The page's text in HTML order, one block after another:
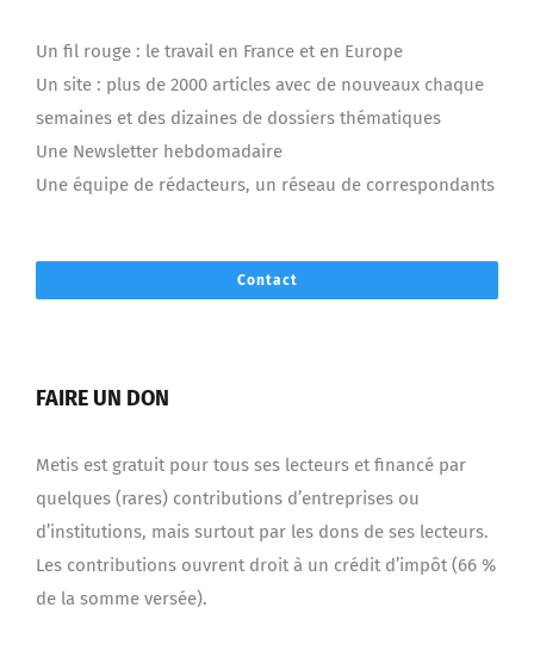
Un fil rouge : le travail en France et en Europe
Un site : plus de 2000 articles avec de nouveaux chaque
semaines et des dizaines de dossiers thématiques
Une Newsletter hebdomadaire
Une équipe de rédacteurs, un réseau de correspondants
Contact
FAIRE UN DON
Metis est gratuit pour tous ses lecteurs et financé par
quelques (rares) contributions d’entreprises ou
d’institutions, mais surtout par les dons de ses lecteurs.
Les contributions ouvrent droit à un crédit d’impôt (66 %
de la somme versée).